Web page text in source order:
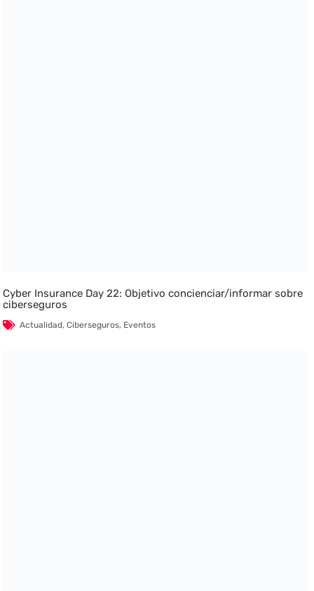
Cyber Insurance Day 22: Objetivo concienciar/informar sobre
ciberseguros
Actualidad,Ciberseguros, Eventos